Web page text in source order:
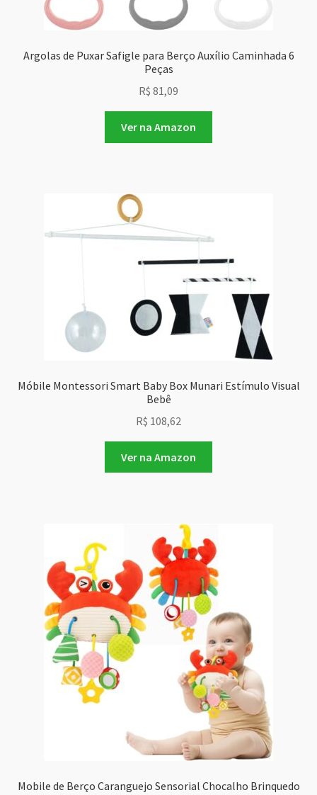
Argolas de Puxar Safigle para Berço Auxílio Caminhada 6
Peças
R$ 81,09
Ver na Amazon
Móbile Montessori Smart Baby Box Munari Estímulo Visual
Bebê
R$ 108,62
Ver na Amazon
Mobile de Berço Caranguejo Sensorial Chocalho Brinquedo